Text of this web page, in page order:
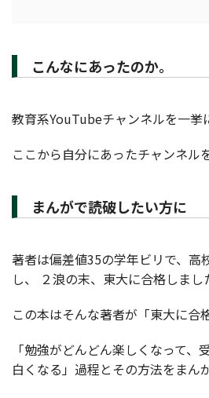
こんなにあったのか。
教育系YouTubeチャンネルを一挙
ここから自分にあったチャンネル
まんがで読破したい方に
著者は偏差値35の学年ビリで、高
し、 ２浪の末、東大に合格しまし
この本はそんな著者が「東大に合
「勉強がどんどん楽しくなって
白くなる」過程とその方法をまん